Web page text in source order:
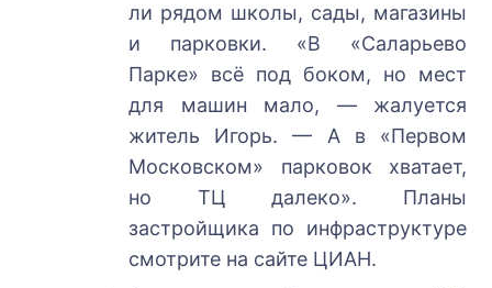
ли рядом школы, сады, магазины
и парковки. «В «Саларьево
Парке» всё под боком, но мест
для машин мало, — жалуется
житель Игорь. — А в «Первом
Московском» парковок хватает,
но ТЦ далеко». Планы
застройщика по инфраструктуре
смотрите на сайте ЦИАН.